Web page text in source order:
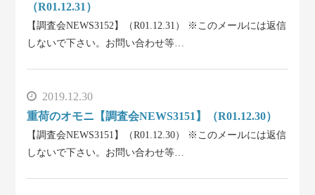
（R01.12.31）
【調査会NEWS3152】（R01.12.31） ※このメールには返信
しないで下さい。お問い合わせ等…
2019.12.30
重荷のオモニ【調査会NEWS3151】（R01.12.30）
【調査会NEWS3151】（R01.12.30） ※このメールには返信
しないで下さい。お問い合わせ等…